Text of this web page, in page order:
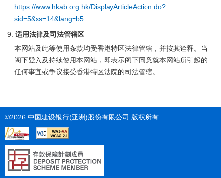
https://www.hkab.org.hk/DisplayArticleAction.do?
sid=5&ss=14&lang=b5
适用法律及司法管辖区
本网站及此等使用条款均受香港特区法律管辖，并按其诠释。当
阁下登入及持续使用本网站，即表示阁下同意就本网站所引起的
任何事宜或争议接受香港特区法院的司法管辖。
©2026 中国建设银行(亚洲)股份有限公司 版权所有